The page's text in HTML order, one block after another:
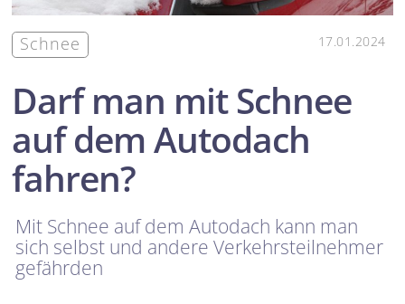
Schnee 17.01.2024
Darf man mit Schnee
auf dem Autodach
fahren?
Mit Schnee auf dem Autodach kann man
sich selbst und andere Verkehrsteilnehmer
gefährden